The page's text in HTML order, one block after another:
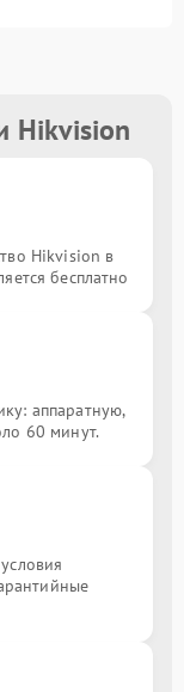
Hikvision
Hikvision в
бесплатно
аппаратную,
60 минут.